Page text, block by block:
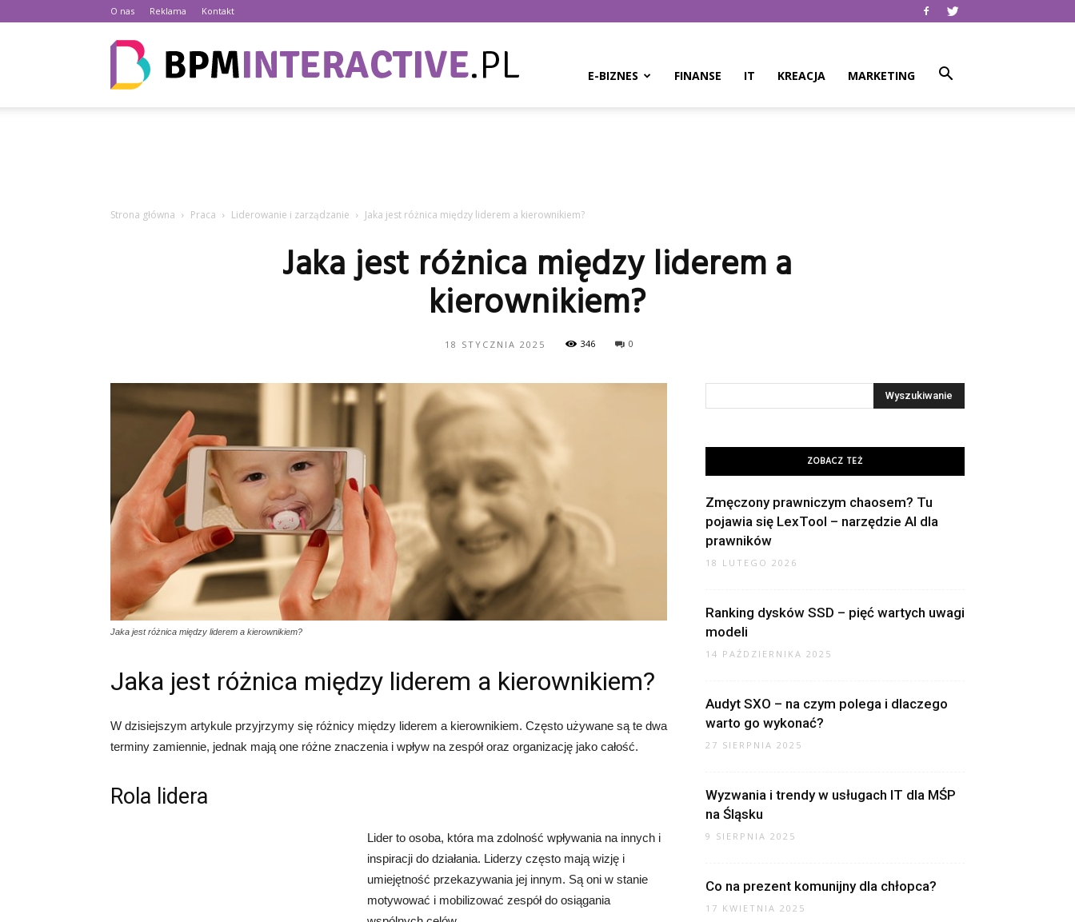
O nas Reklama Kontakt
E-BIZNES FINANSE IT KREACJA MARKETING
Strona główna Praca Liderowanie i zarządzanie Jaka jest różnica między liderem a kierownikiem?
Jaka jest różnica między liderem a
kierownikiem?
18 STYCZNIA 2025 346 0
Jaka jest różnica między liderem a kierownikiem?
Jaka jest różnica między liderem a kierownikiem?
W dzisiejszym artykule przyjrzymy się różnicy między liderem a kierownikiem. Często używane są te dwa
terminy zamiennie, jednak mają one różne znaczenia i wpływ na zespół oraz organizację jako całość.
Rola lidera
Lider to osoba, która ma zdolność wpływania na innych i
inspiracji do działania. Liderzy często mają wizję i
umiejętność przekazywania jej innym. Są oni w stanie
motywować i mobilizować zespół do osiągania
ZOBACZ TEŻ
Zmęczony prawniczym chaosem? Tu
pojawia się LexTool – narzędzie AI dla
prawników
18 LUTEGO 2026
Ranking dysków SSD – pięć wartych uwagi
modeli
14 PAŹDZIERNIKA 2025
Audyt SXO – na czym polega i dlaczego
warto go wykonać?
27 SIERPNIA 2025
Wyzwania i trendy w usługach IT dla MŚP
na Śląsku
9 SIERPNIA 2025
Co na prezent komunijny dla chłopca?
17 KWIETNIA 2025